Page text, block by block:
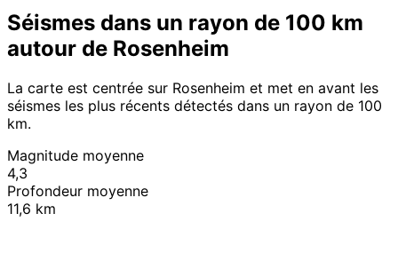
Séismes dans un rayon de 100 km
autour de Rosenheim
La carte est centrée sur Rosenheim et met en avant les
séismes les plus récents détectés dans un rayon de 100
km.
Magnitude moyenne
4,3
Profondeur moyenne
11,6 km